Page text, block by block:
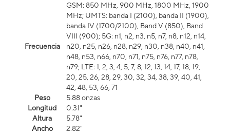
Frecuencia
GSM: 850 MHz, 900 MHz, 1800 MHz, 1900
MHz; UMTS: banda I (2100), banda II (1900),
banda IV (1700/2100), Band V (850), Band
VIII (900); 5G: n1, n2, n3, n5, n7, n8, n12, n14,
n20, n25, n26, n28, n29, n30, n38, n40, n41,
n48, n53, n66, n70, n71, n75, n76, n77, n78,
n79; LTE: 1, 2, 3, 4, 5, 7, 8, 12, 13, 14, 17, 18, 19,
20, 25, 26, 28, 29, 30, 32, 34, 38, 39, 40, 41,
42, 48, 53, 66, 71
Peso
5.88 onzas
Longitud
0.31"
Altura
5.78"
Ancho
2.82"